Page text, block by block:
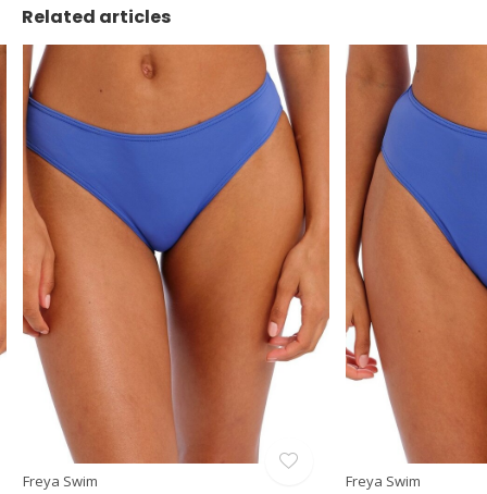
Related articles
Freya Swim Freya Swim